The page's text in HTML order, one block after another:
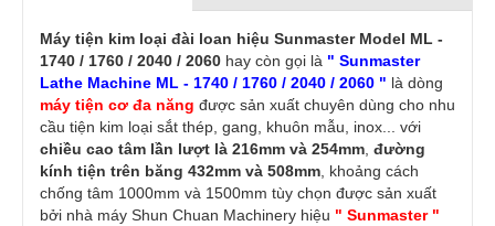
Máy tiện kim loại đài loan hiệu Sunmaster Model ML -
1740 / 1760 / 2040 / 2060 hay còn gọi là " Sunmaster
Lathe Machine ML - 1740 / 1760 / 2040 / 2060 " là dòng
máy tiện cơ đa năng được sản xuất chuyên dùng cho nhu
cầu tiện kim loại sắt thép, gang, khuôn mẫu, inox... với
chiều cao tâm lần lượt là 216mm và 254mm đường
kính tiện trên băng 432mm và 508mm , khoảng cách
chống tâm 1000mm và 1500mm tùy chọn được sản xuất
bởi nhà máy Shun Chuan Machinery hiệu " Sunmaster "